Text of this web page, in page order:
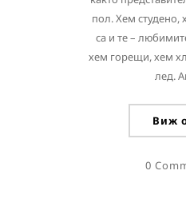
пол. Хем студено,
са и те –
хем горещи, хем
лед.
Виж
0